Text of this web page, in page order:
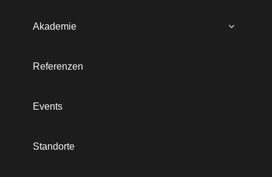
Akademie
Referenzen
Events
Standorte